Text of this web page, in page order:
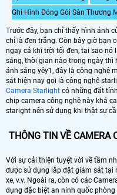
Ghi Hình Đóng Gói Sàn Thương
Trước đây, bạn chỉ thấy hình ảnh
chỉ là đen trắng. Còn bây giờ bạn
ngay cả khi trời tối đen, tại sao nó
sáng, thời gian nào trong ngày thì
ánh sáng yêy1, đây là công nghệ
sát hiện nay gọi là công nghệ
Camera Starlight có những đặt
chip camera công nghệ này khá
staright nên sử dụng khi thật sự
THÔNG TIN VỀ CAMERA
Với sự cải thiện tuyệt vời về tầm
được sử dụng lắp đặt giám sát tại
xe, v.v. Ngoài ra, còn có các
dụng đặc biệt an ninh quốc